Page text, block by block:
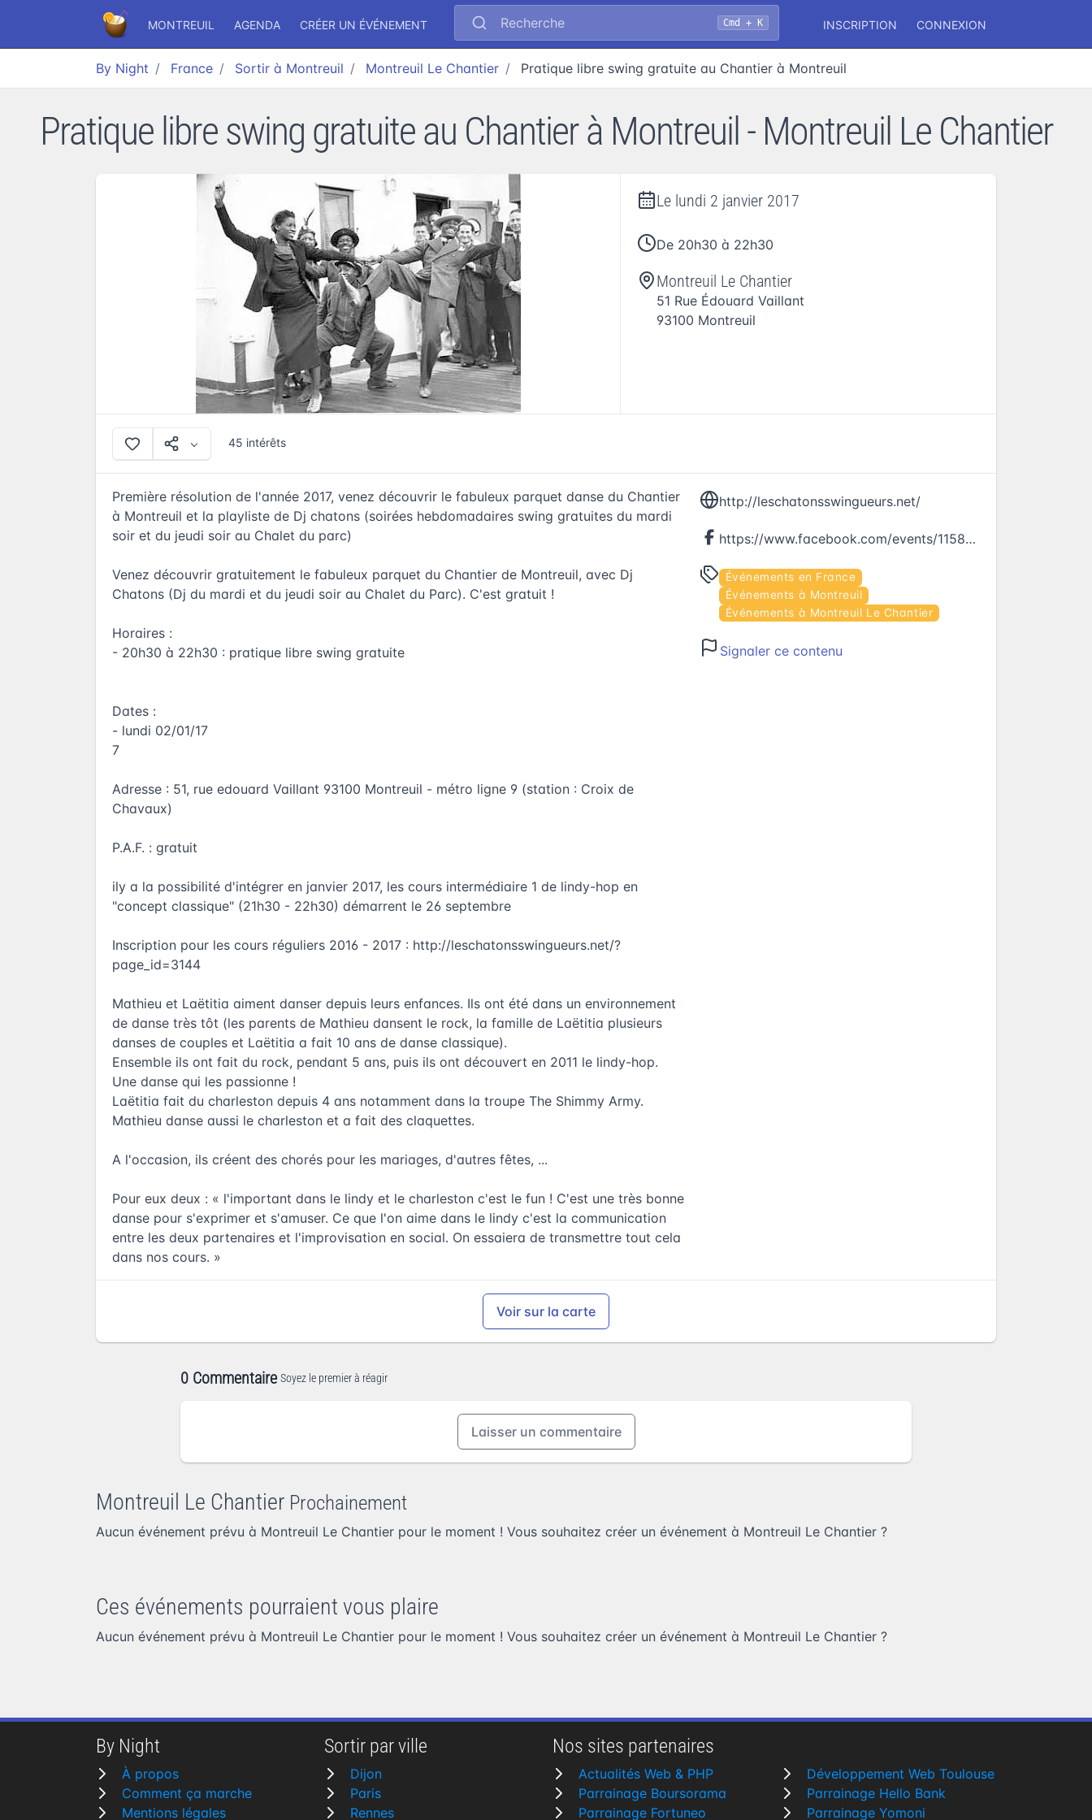
MONTREUIL AGENDA CRÉER UN ÉVÉNEMENT Recherche Cmd + K INSCRIPTION CONNEXION
By Night France Sortir à Montreuil Montreuil Le Chantier Pratique libre swing gratuite au Chantier à Montreuil
Pratique libre swing gratuite au Chantier à Montreuil - Montreuil Le Chantier
Le lundi 2 janvier 2017
De 20h30 à 22h30
Montreuil Le Chantier
51 Rue Édouard Vaillant
93100 Montreuil
45 intérêts
Première résolution de l'année 2017, venez découvrir le fabuleux parquet danse du Chantier
à Montreuil et la playliste de Dj chatons (soirées hebdomadaires swing gratuites du mardi
soir et du jeudi soir au Chalet du parc)
Venez découvrir gratuitement le fabuleux parquet du Chantier de Montreuil, avec Dj
Chatons (Dj du mardi et du jeudi soir au Chalet du Parc). C'est gratuit !
Horaires :
- 20h30 à 22h30 : pratique libre swing gratuite
Dates :
- lundi 02/01/17
7
Adresse : 51, rue edouard Vaillant 93100 Montreuil - métro ligne 9 (station : Croix de
Chavaux)
P.A.F. : gratuit
ily a la possibilité d'intégrer en janvier 2017, les cours intermédiaire 1 de lindy-hop en
"concept classique" (21h30 - 22h30) démarrent le 26 septembre
Inscription pour les cours réguliers 2016 - 2017 : http://leschatonsswingueurs.net/?
page_id=3144
Mathieu et Laëtitia aiment danser depuis leurs enfances. Ils ont été dans un environnement
de danse très tôt (les parents de Mathieu dansent le rock, la famille de Laëtitia plusieurs
danses de couples et Laëtitia a fait 10 ans de danse classique).
Ensemble ils ont fait du rock, pendant 5 ans, puis ils ont découvert en 2011 le lindy-hop.
Une danse qui les passionne !
Laëtitia fait du charleston depuis 4 ans notamment dans la troupe The Shimmy Army.
Mathieu danse aussi le charleston et a fait des claquettes.
A l'occasion, ils créent des chorés pour les mariages, d'autres fêtes, ...
Pour eux deux : « l'important dans le lindy et le charleston c'est le fun ! C'est une très bonne
danse pour s'exprimer et s'amuser. Ce que l'on aime dans le lindy c'est la communication
entre les deux partenaires et l'improvisation en social. On essaiera de transmettre tout cela
dans nos cours. »
http://leschatonsswingueurs.net/
https://www.facebook.com/events/1158136247638418
Événements en France
Événements à Montreuil
Événements à Montreuil Le Chantier
Signaler ce contenu
Voir sur la carte
0 Commentaire Soyez le premier à réagir
Laisser un commentaire
Montreuil Le Chantier Prochainement
Aucun événement prévu à Montreuil Le Chantier pour le moment ! Vous souhaitez créer un événement à Montreuil Le Chantier ?
Ces événements pourraient vous plaire
Aucun événement prévu à Montreuil Le Chantier pour le moment ! Vous souhaitez créer un événement à Montreuil Le Chantier ?
By Night
À propos
Comment ça marche
Mentions légales
Sortir par ville
Dijon
Paris
Rennes
Nos sites partenaires
Actualités Web & PHP
Parrainage Boursorama
Parrainage Fortuneo
Développement Web Toulouse
Parrainage Hello Bank
Parrainage Yomoni